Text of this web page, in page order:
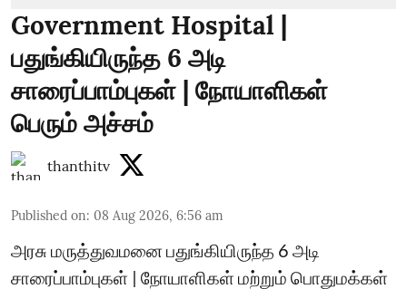
Government Hospital |
பதுங்கியிருந்த 6 அடி
சாரைப்பாம்புகள் | நோயாளிகள்
பெரும் அச்சம்
thanthitv
Published on: 08 Aug 2026, 6:56 am
அரசு மருத்துவமனை பதுங்கியிருந்த 6 அடி
சாரைப்பாம்புகள் | நோயாளிகள் மற்றும் பொதுமக்கள்